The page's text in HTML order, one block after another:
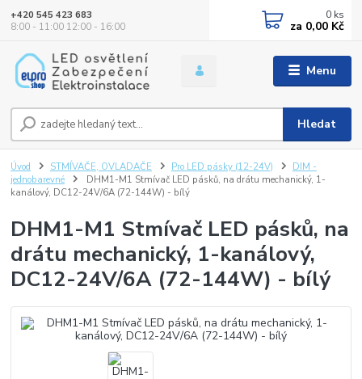
Menu
Hledat
+420 545 423 683
8:00 - 11:00 12:00 - 16:00
0 ks
za 0,00 Kč
Úvod STMÍVAČE, OVLADAČE Pro LED pásky (12-24V)
DIM -
jednobarevné
DHM1-M1 Stmívač LED pásků, na drátu mechanický, 1-
kanálový, DC12-24V/6A (72-144W) - bílý
DHM1-M1 Stmívač LED pásků, na
drátu mechanický, 1-kanálový,
DC12-24V/6A (72-144W) - bílý